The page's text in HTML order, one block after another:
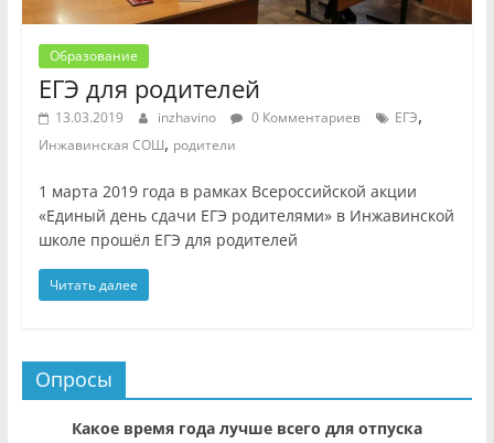
Образование
ЕГЭ для родителей
13.03.2019 inzhavino 0 Комментариев ЕГЭ,
Инжавинская СОШ, родители
1 марта 2019 года в рамках Всероссийской акции
«Единый день сдачи ЕГЭ родителями» в Инжавинской
школе прошёл ЕГЭ для родителей
Читать далее
Опросы
Какое время года лучше всего для отпуска